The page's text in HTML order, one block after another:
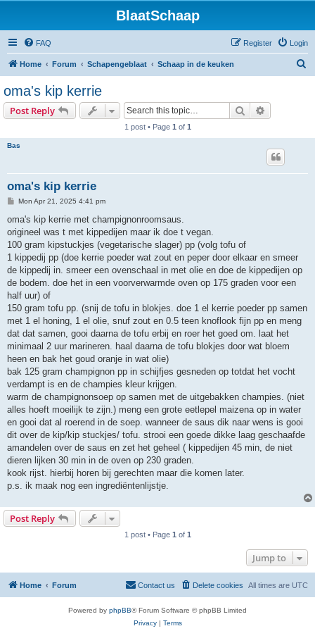
BlaatSchaap
FAQ Login
Register
Home Forum Schapengeblaat Schaap in de keuken
oma's kip kerrie
Post Reply Search
1 post • Page 1 of 1
Bas
oma's kip kerrie
P
s
Mon Apr 21, 2025 4:41 pm
oma's kip kerrie met champignonroomsaus.
origineel was t met kippedijen maar ik doe t vegan.
100 gram kipstuckjes (vegetarische slager) pp (volg tofu of
1 kippedij pp (doe kerrie poeder wat zout en peper door elkaar en smeer
de kippedij in. smeer een ovenschaal in met olie en doe de kippedijen op
de bodem. doe het in een voorverwarmde oven op 175 graden voor een
half uur) of
150 gram tofu pp. (snij de tofu in blokjes. doe 1 el kerrie poeder pp samen
met 1 el honing, 1 el olie, snuf zout en 0.5 teen knoflook fijn pp en meng
dat dat samen, gooi daarna de tofu erbij en roer het goed om. laat het
minimaal 2 uur marineren. haal daarna de tofu blokjes door wat bloem
heen en bak het goud oranje in wat olie)
bak 125 gram champignon pp in schijfjes gesneden op totdat het vocht
verdampt is en de champies kleur krijgen.
warm de champignonsoep op samen met de uitgebakken champies. (niet
alles hoeft moeilijk te zijn.) meng een grote eetlepel maizena op in water
en gooi dat al roerend in de soep. wanneer de saus dik naar wens is gooi
dit over de kip/kip stuckjes/ tofu. strooi een goede dikke laag geschaafde
amandelen over de saus en zet het geheel ( kippedijen 45 min, de niet
dieren lijken 30 min in de oven op 230 graden.
kook rijst. hierbij horen bij gerechten maar die komen later.
p.s. ik maak nog een ingrediëntenlijstje.
Post Reply
1 post • Page 1 of 1
Jump to
Home Forum All times are UTC
Delete cookies
Contact us
Powered by phpBB® Forum Software © phpBB Limited
Privacy| Terms